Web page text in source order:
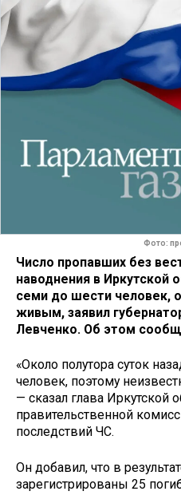
Фото:
Число пропавших без
наводнения в Иркутской
семи до шести человек,
живым, заявил
Левченко. Об этом
«Около полутора суток
человек, поэтому
— сказал глава Иркутской
правительственной
последствий ЧС.
Он добавил, что в
зарегистрированы 25